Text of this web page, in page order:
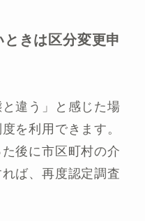
きは区分変更申
違う」と感じた場
を利用できます。
後に市区町村の介
ば、再度認定調査